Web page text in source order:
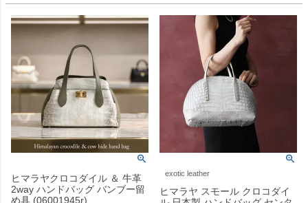
ヒマラヤクロコダイル ＆ 牛革
2way ハンドバッグ バンブー留
め具 (06001945r)
exotic leather
ヒマラヤ スモール クロコダイ